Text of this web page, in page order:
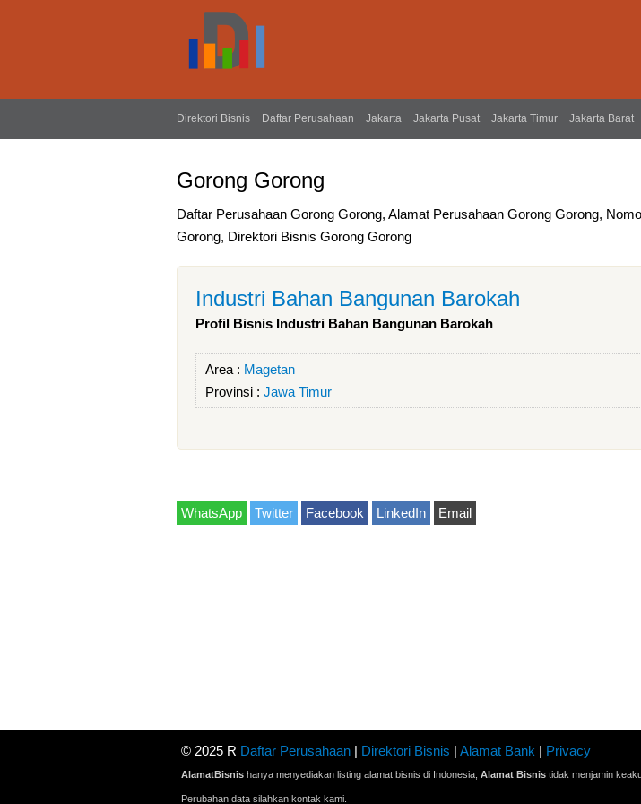
Direktori Bisnis Daftar Perusahaan Jakarta Jakarta Pusat Jakarta Timur Jakarta Barat
Gorong Gorong
Daftar Perusahaan Gorong Gorong, Alamat Perusahaan Gorong Gorong,
Gorong, Direktori Bisnis Gorong Gorong
Industri Bahan Bangunan Barokah
Profil Bisnis Industri Bahan Bangunan Barokah
Area : Magetan
Provinsi : Jawa Timur
WhatsApp Twitter Facebook LinkedIn Email
© 2025 R Daftar Perusahaan | Direktori Bisnis | Alamat Bank | Privacy
AlamatBisnis hanya menyediakan listing alamat bisnis di Indonesia, Alamat Bisnis tidak menjamin
Perubahan data silahkan kontak kami.